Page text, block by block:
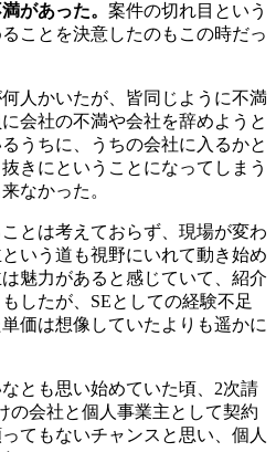
があった。 案件の切れ目という
ことを決意したのもこの時だっ
人かいたが、皆同じように不満
会社の不満や会社を辞めようと
うちに、うちの会社に入るかと
きにということになってしまう
なかった。
とは考えておらず、現場が変わ
いう道も視野にいれて動き始め
魅力があると感じていて、紹介
したが、SEとしての経験不足
価は想像していたよりも遥かに
とも思い始めていた頃、2次請
の会社と個人事業主として契約
てもないチャンスと思い、 個人